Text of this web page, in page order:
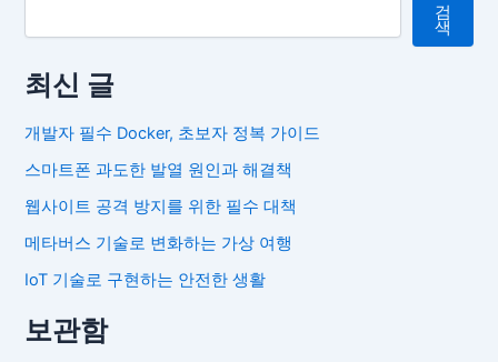
검
색
최신 글
개발자 필수 Docker, 초보자 정복 가이드
스마트폰 과도한 발열 원인과 해결책
웹사이트 공격 방지를 위한 필수 대책
메타버스 기술로 변화하는 가상 여행
IoT 기술로 구현하는 안전한 생활
보관함